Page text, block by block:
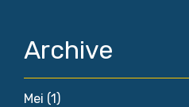
Archive
Mei (1)